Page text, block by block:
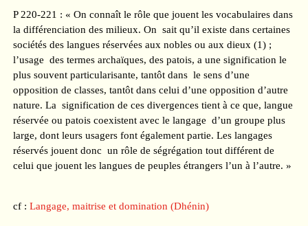
P 220-221 : « On connaît le rôle que jouent les vocabulaires dans
la différenciation des milieux. On sait qu’il existe dans certaines
sociétés des langues réservées aux nobles ou aux dieux (1) ;
l’usage des termes archaïques, des patois, a une signification le
plus souvent particularisante, tantôt dans le sens d’une
opposition de classes, tantôt dans celui d’une opposition d’autre
nature. La signification de ces divergences tient à ce que, langue
réservée ou patois coexistent avec le langage d’un groupe plus
large, dont leurs usagers font également partie. Les langages
réservés jouent donc un rôle de ségrégation tout différent de
celui que jouent les langues de peuples étrangers l’un à l’autre. »
cf : Langage, maitrise et domination (Dhénin)